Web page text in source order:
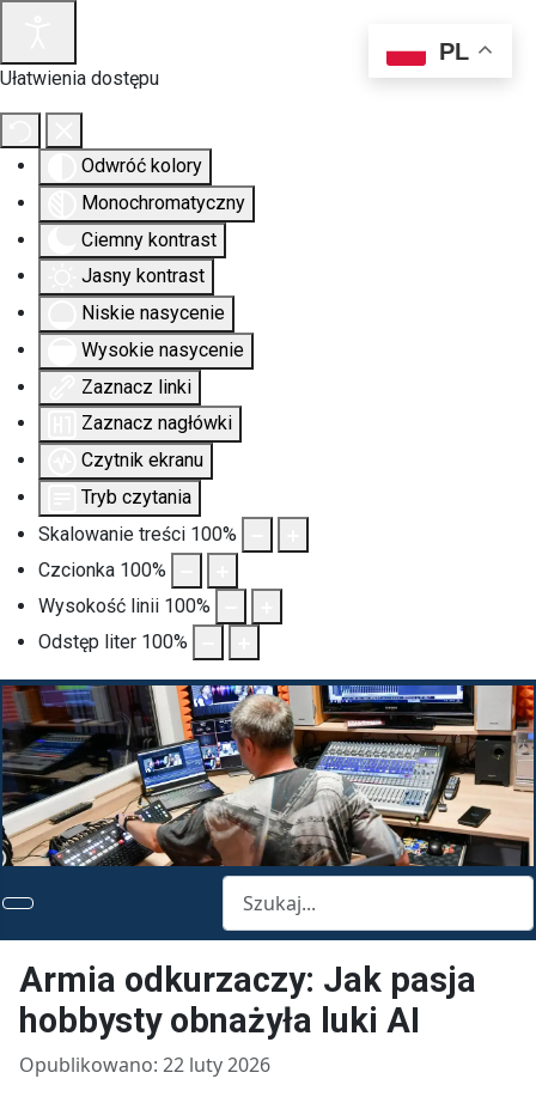
Ułatwienia dostępu
Odwróć kolory
Monochromatyczny
Ciemny kontrast
Jasny kontrast
Niskie nasycenie
Wysokie nasycenie
Zaznacz linki
Zaznacz nagłówki
Czytnik ekranu
Tryb czytania
Skalowanie treści 100%
Czcionka 100%
Wysokość linii 100%
Odstęp liter 100%
PL
Szukaj
Armia odkurzaczy: Jak pasja
hobbysty obnażyła luki AI
Opublikowano: 22 luty 2026